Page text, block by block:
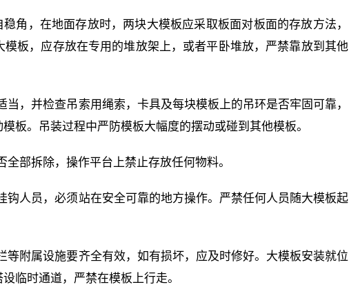
角，在地面存放时，两块大模板应采取板面对板面的存放方法，
板，应存放在专用的堆放架上，或者平卧堆放，严禁靠放到其他
，并检查吊索用绳索，卡具及每块模板上的吊环是否牢固可靠，
板。吊装过程中严防模板大幅度的摆动或碰到其他模板。
部拆除，操作平台上禁止存放任何物料。
钩人员，必须站在安全可靠的地方操作。严禁任何人员随大模板起
等附属设施要齐全有效，如有损坏，应及时修好。大模板安装就位
临时通道，严禁在模板上行走。